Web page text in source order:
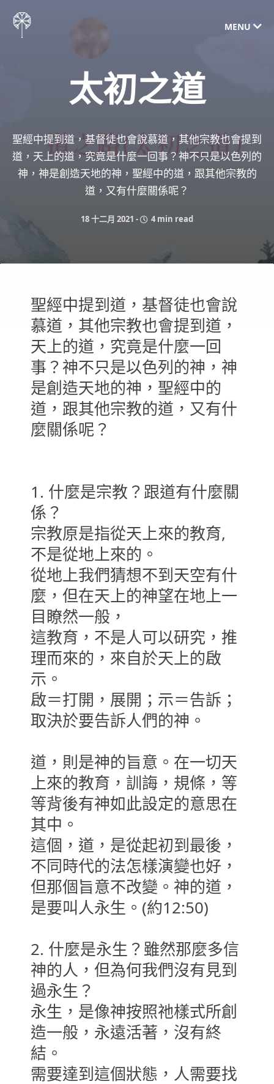
MENU
太初之道
聖經中提到道，基督徒也會說慕道，其他宗教也會提到
道，天上的道，究竟是什麼一回事？神不只是以色列的
神，神是創造天地的神，聖經中的道，跟其他宗教的
道，又有什麼關係呢？
18 十二月 2021 - 4 min read
聖經中提到道，基督徒也會說
慕道，其他宗教也會提到道，
天上的道，究竟是什麼一回
事？神不只是以色列的神，神
是創造天地的神，聖經中的
道，跟其他宗教的道，又有什
麼關係呢？
1. 什麼是宗教？跟道有什麼關
係？
宗教原是指從天上來的教育,
不是從地上來的。
從地上我們猜想不到天空有什
麼，但在天上的神望在地上一
目瞭然一般，
這教育，不是人可以研究，推
理而來的，來自於天上的啟
示。
啟＝打開，展開；示＝告訴；
取決於要告訴人們的神。
道，則是神的旨意。在一切天
上來的教育，訓誨，規條，等
等背後有神如此設定的意思在
其中。
這個，道，是從起初到最後，
不同時代的法怎樣演變也好，
但那個旨意不改變。神的道，
是要叫人永生。(約12:50)
2. 什麼是永生？雖然那麼多信
神的人，但為何我們沒有見到
過永生？
永生，是像神按照祂樣式所創
造一般，永遠活著，沒有終
結。
需要達到這個狀態，人需要找